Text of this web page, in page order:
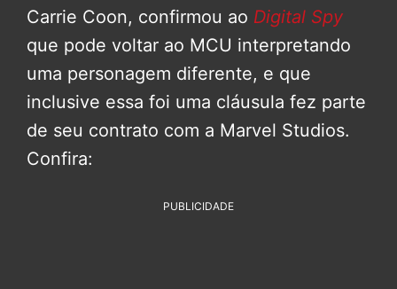
Carrie Coon, confirmou ao Digital Spy
que pode voltar ao MCU interpretando
uma personagem diferente, e que
inclusive essa foi uma cláusula fez parte
de seu contrato com a Marvel Studios.
Confira:
PUBLICIDADE